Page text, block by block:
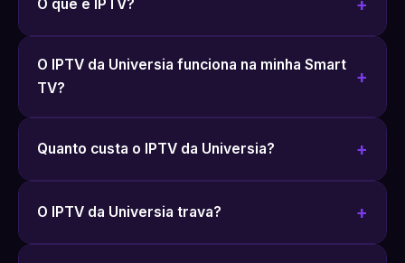
O que é IPTV?
O IPTV da Universia funciona na minha Smart
TV?
Quanto custa o IPTV da Universia?
O IPTV da Universia trava?